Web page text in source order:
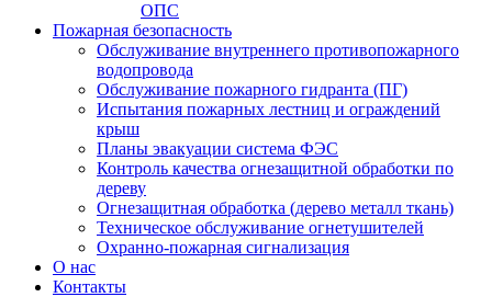
ОПС
Пожарная безопасность
Обслуживание внутреннего противопожарного
водопровода
Обслуживание пожарного гидранта (ПГ)
Испытания пожарных лестниц и ограждений
крыш
Планы эвакуации система ФЭС
Контроль качества огнезащитной обработки по
дереву
Огнезащитная обработка (дерево металл ткань)
Техническое обслуживание огнетушителей
Охранно-пожарная сигнализация
О нас
Контакты